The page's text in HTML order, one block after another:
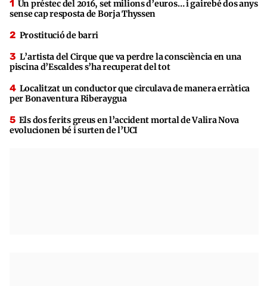
Un préstec del 2016, set milions d’euros… i gairebé dos anys
sense cap resposta de Borja Thyssen
Prostitució de barri
L’artista del Cirque que va perdre la consciència en una
piscina d’Escaldes s’ha recuperat del tot
Localitzat un conductor que circulava de manera erràtica
per Bonaventura Riberaygua
Els dos ferits greus en l’accident mortal de Valira Nova
evolucionen bé i surten de l’UCI